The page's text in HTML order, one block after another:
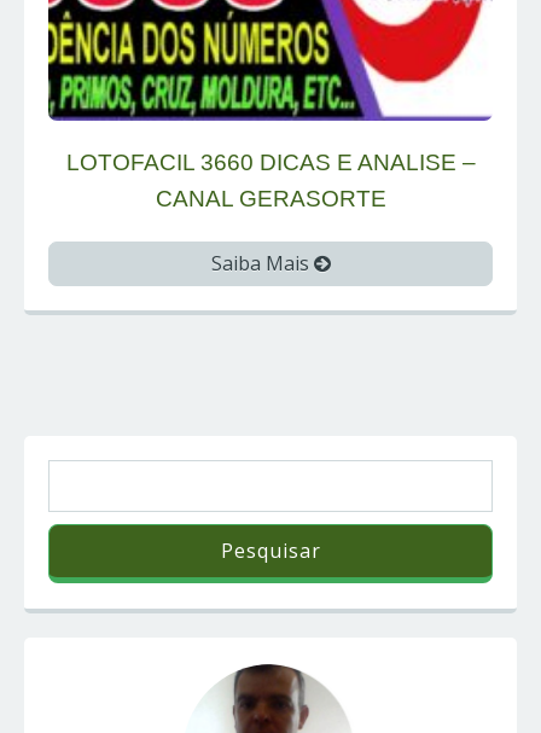
LOTOFACIL 3660 DICAS E ANALISE –
CANAL GERASORTE
Saiba Mais